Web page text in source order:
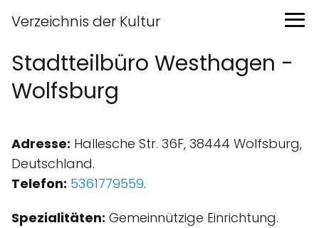
Verzeichnis der Kultur
Stadtteilbüro Westhagen -
Wolfsburg
Adresse: Hallesche Str. 36F, 38444 Wolfsburg,
Deutschland.
Telefon: 5361779559.
Spezialitäten: Gemeinnützige Einrichtung.